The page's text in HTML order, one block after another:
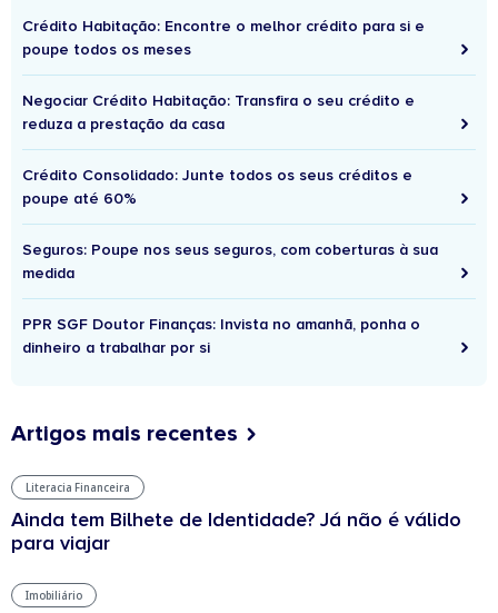
Crédito Habitação: Encontre o melhor crédito para si e
poupe todos os meses
Negociar Crédito Habitação: Transfira o seu crédito e
reduza a prestação da casa
Crédito Consolidado: Junte todos os seus créditos e
poupe até 60%
Seguros: Poupe nos seus seguros, com coberturas à sua
medida
PPR SGF Doutor Finanças: Invista no amanhã, ponha o
dinheiro a trabalhar por si
Artigos mais recentes
Literacia Financeira
Ainda tem Bilhete de Identidade? Já não é válido
para viajar
Imobiliário